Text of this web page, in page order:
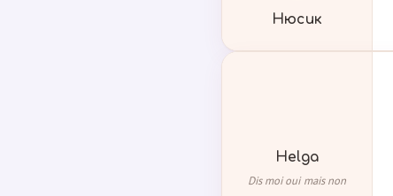
Нюсик
Helga
Dis moi oui mais non